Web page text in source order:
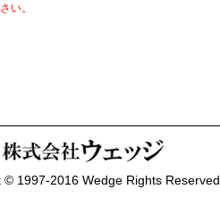
い。
© 1997-2016 Wedge Rights Reserved